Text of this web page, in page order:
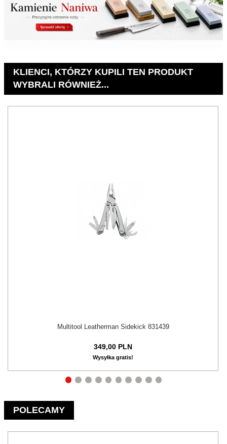
KLIENCI, KTÓRZY KUPILI TEN PRODUKT
WYBRALI RÓWNIEŻ...
Multitool Leatherman Sidekick 831439
349,00 PLN
Wysyłka gratis!
POLECAMY